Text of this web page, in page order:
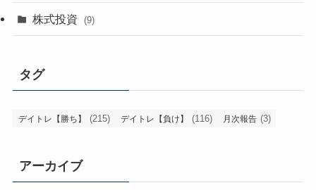
株式投資 (9)
タグ
デイトレ【勝ち】 (215) デイトレ【負け】 (116) 月次報告 (3)
アーカイブ